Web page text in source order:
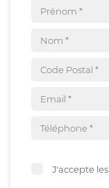
J'accepte les